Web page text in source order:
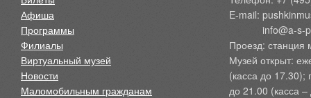
Афиша
Программы
Филиалы
Виртуальный музей
Новости
Маломобильным гражданам
E-mail:
Проезд: станция
Музей открыт:
(касса до 17.30);
до 21.00 (касса